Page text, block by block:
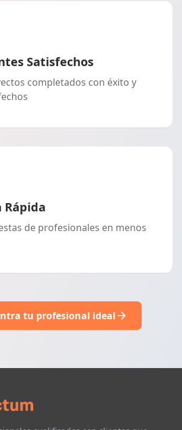
Satisfechos
completados con éxito y
Rápida
de profesionales en menos
tu profesional ideal